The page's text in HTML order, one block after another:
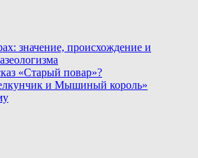
значение, происхождение и
«Старый повар»?
и Мышиный король»